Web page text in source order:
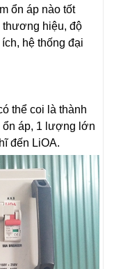
ổn áp nào tốt
thương hiệu, độ
hệ thống đại
thể coi là thành
ổn áp, 1 lượng lớn
đến LiOA.